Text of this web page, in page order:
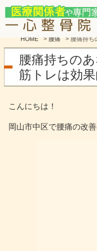
HOME >腰痛 >腰痛持ち
腰痛持ちの
筋トレは効
こんにちは！
岡山市中区で腰痛の改